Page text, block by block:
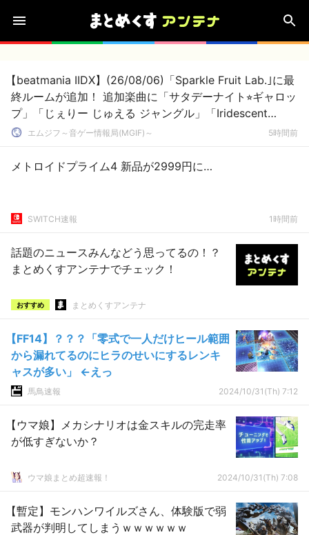
【beatmania IIDX】(26/08/06)「Sparkle Fruit Lab.｣に最
終ルームが追加！ 追加楽曲に「サタデーナイト⭐︎ギャロッ
プ」「じぇりー じゅえる ジャングル」「Iridescent
Memories」が登場！！
エムジフ～音ゲー情報局(MGIF)～ 5時間前
メトロイドプライム4 新品が2999円に…
SWITCH速報 1時間前
話題のニュースみんなどう思ってるの！？
まとめくすアンテナでチェック！
おすすめ まとめくすアンテナ
【FF14】？？？「零式で一人だけヒール範囲
から漏れてるのにヒラのせいにするレンキ
ャスが多い」 ←えっ
馬鳥速報 2024/10/31(Th) 7:12
【ウマ娘】メカシナリオは金スキルの完走率
が低すぎないか？
ウマ娘まとめ超速報！ 2024/10/31(Th) 7:08
【暫定】モンハンワイルズさん、体験版で弱
武器が判明してしまうｗｗｗｗｗｗ